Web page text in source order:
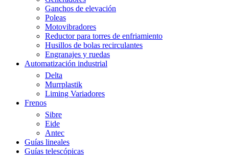
Ganchos de elevación
Poleas
Motovibradores
Reductor para torres de enfriamiento
Husillos de bolas recirculantes
Engranajes y ruedas
Automatización industrial
Delta
Murrplastik
Liming Variadores
Frenos
Sibre
Eide
Antec
Guías lineales
Guías telescópicas